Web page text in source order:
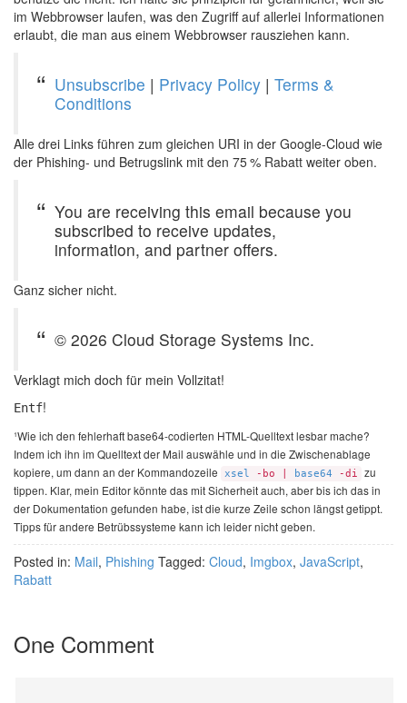
im Webbrowser laufen, was den Zugriff auf allerlei Informationen
erlaubt, die man aus einem Webbrowser rausziehen kann.
Unsubscribe | Privacy Policy | Terms &
Conditions
Alle drei Links führen zum gleichen URI in der Google-Cloud wie
der Phishing- und Betrugslink mit den 75 % Rabatt weiter oben.
You are receiving this email because you
subscribed to receive updates,
information, and partner offers.
Ganz sicher nicht.
© 2026 Cloud Storage Systems Inc.
Verklagt mich doch für mein Vollzitat!
Entf!
¹Wie ich den fehlerhaft base64-codierten HTML-Quelltext lesbar mache?
Indem ich ihn im Quelltext der Mail auswähle und in die Zwischenablage
kopiere, um dann an der Kommandozeile
xsel -bo | base64 -di
zu
tippen. Klar, mein Editor könnte das mit Sicherheit auch, aber bis ich das in
der Dokumentation gefunden habe, ist die kurze Zeile schon längst getippt.
Tipps für andere Betrübssysteme kann ich leider nicht geben.
Posted in: Mail, Phishing Tagged: Cloud, Imgbox, JavaScript,
Rabatt
One Comment